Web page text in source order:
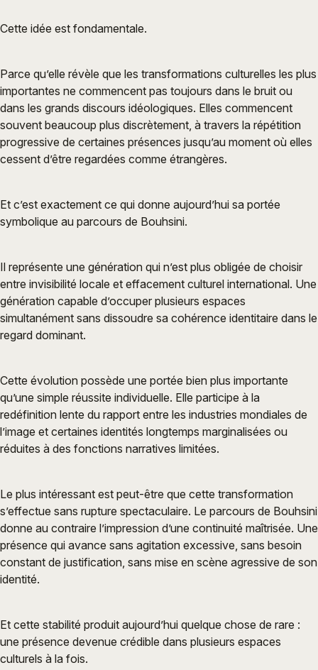
Cette idée est fondamentale.
Parce qu’elle révèle que les transformations culturelles les plus
importantes ne commencent pas toujours dans le bruit ou
dans les grands discours idéologiques. Elles commencent
souvent beaucoup plus discrètement, à travers la répétition
progressive de certaines présences jusqu’au moment où elles
cessent d’être regardées comme étrangères.
Et c’est exactement ce qui donne aujourd’hui sa portée
symbolique au parcours de Bouhsini.
Il représente une génération qui n’est plus obligée de choisir
entre invisibilité locale et effacement culturel international. Une
génération capable d’occuper plusieurs espaces
simultanément sans dissoudre sa cohérence identitaire dans le
regard dominant.
Cette évolution possède une portée bien plus importante
qu’une simple réussite individuelle. Elle participe à la
redéfinition lente du rapport entre les industries mondiales de
l’image et certaines identités longtemps marginalisées ou
réduites à des fonctions narratives limitées.
Le plus intéressant est peut-être que cette transformation
s’effectue sans rupture spectaculaire. Le parcours de Bouhsini
donne au contraire l’impression d’une continuité maîtrisée. Une
présence qui avance sans agitation excessive, sans besoin
constant de justification, sans mise en scène agressive de son
identité.
Et cette stabilité produit aujourd’hui quelque chose de rare :
une présence devenue crédible dans plusieurs espaces
culturels à la fois.